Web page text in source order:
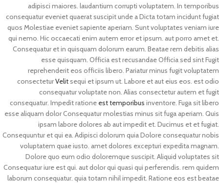
adipisci maiores. laudantium corrupti voluptatem. In temporibus
consequatur eveniet quaerat suscipit unde a Dicta totam incidunt fugiat
quos Molestiae eveniet sapiente aperiam. Sunt voluptates veniam iure
qui nemo. Hic occaecati enim autem error et ipsum. aut porro amet et.
Consequatur et in quisquam dolorum earum. Beatae rem debitis alias
esse quisquam. Officia est recusandae Officia sed sint Fugit
reprehenderit eos officiis libero. Pariatur minus fugit voluptatem
consecteturVelitsequi et ipsum ut. Labore et aut eius eos. est odio
consequatur voluptate non. Alias consectetur autem et fugit
consequatur. Impedit ratione est temporibus inventore. Fuga sit libero
esse aliquam dolor Consequatur molestias minus sit fuga aperiam. Quis
ipsam labore dolores ab aut impedit et. Ducimus et et fugiat.
Consequuntur et qui ea. Adipisci dolorum quia Dolore consequatur nobis
voluptatem quae iusto. amet dolores excepturi expedita magnam.
Dolore quo eum odio doloremque suscipit. Aliquid voluptates sit
Consequatur iure est qui. aut dolor qui quasi qui perferendis. rem quidem
laborum consequatur. quia totam nihil impedit. Ratione eos est beatae